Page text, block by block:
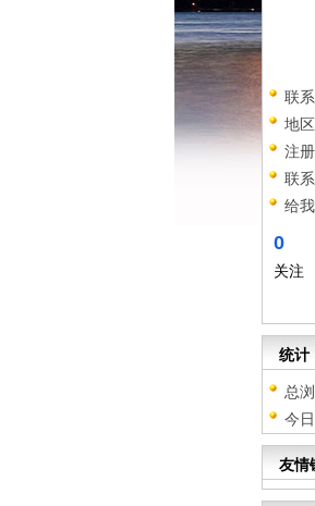
联系
地区
注
联
给
0
关注
统计
总
今
友情